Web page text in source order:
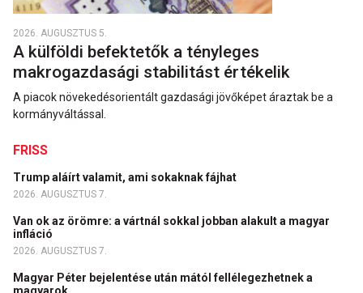
2026. AUGUSZTUS 5.
A külföldi befektetők a tényleges
makrogazdasági stabilitást értékelik
A piacok növekedésorientált gazdasági jövőképet áraztak be a
kormányváltással.
FRISS
Trump aláírt valamit, ami sokaknak fájhat
2026. AUGUSZTUS 7.
Van ok az örömre: a vártnál sokkal jobban alakult a magyar
infláció
2026. AUGUSZTUS 7.
Magyar Péter bejelentése után mától fellélegezhetnek a